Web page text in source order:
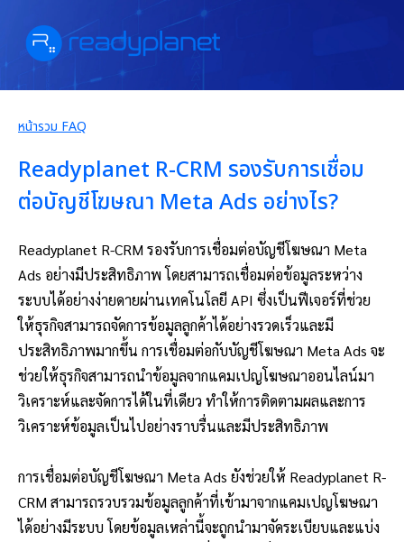
หน้ารวม FAQ
Readyplanet R-CRM รองรับการเชื่อม
ต่อบัญชีโฆษณา Meta Ads อย่างไร?
Readyplanet R-CRM รองรับการเชื่อมต่อบัญชีโฆษณา Meta
Ads อย่างมีประสิทธิภาพ โดยสามารถเชื่อมต่อข้อมูลระหว่าง
ระบบได้อย่างง่ายดายผ่านเทคโนโลยี API ซึ่งเป็นฟีเจอร์ที่ช่วย
ให้ธุรกิจสามารถจัดการข้อมูลลูกค้าได้อย่างรวดเร็วและมี
ประสิทธิภาพมากขึ้น การเชื่อมต่อกับบัญชีโฆษณา Meta Ads จะ
ช่วยให้ธุรกิจสามารถนำข้อมูลจากแคมเปญโฆษณาออนไลน์มา
วิเคราะห์และจัดการได้ในที่เดียว ทำให้การติดตามผลและการ
วิเคราะห์ข้อมูลเป็นไปอย่างราบรื่นและมีประสิทธิภาพ
การเชื่อมต่อบัญชีโฆษณา Meta Ads ยังช่วยให้ Readyplanet R-
CRM สามารถรวบรวมข้อมูลลูกค้าที่เข้ามาจากแคมเปญโฆษณา
ได้อย่างมีระบบ โดยข้อมูลเหล่านี้จะถูกนำมาจัดระเบียบและแบ่ง